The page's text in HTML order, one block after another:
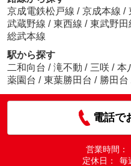
京成電鉄松戸線 / 京成本線 /
武蔵野線 / 東西線 / 東武野田
総武本線
駅から探す
二和向台 / 滝不動 / 三咲 / 本
薬園台 / 東葉勝田台 / 勝田台
電話で
営業時間：
定休日：
毎